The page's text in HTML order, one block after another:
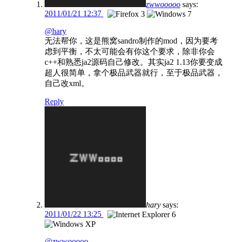
zwwooooo says:
2011/01/21 12:37
@hary
无法帮你，这是熊窝sandro制作的mod，因为要考
虑到平衡，不太可能会有你这个要求，除非你会
c++和熟悉ja2源码自己修改。其实ja2 1.13你要变成
超人很简单，拿个极品武器就行，至于极品武器，
自己改xml。
Reply
hary says:
2011/01/22 13:25